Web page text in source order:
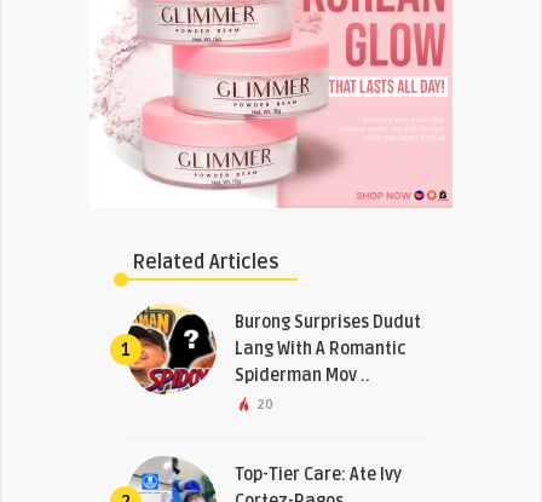
Related Articles
1
Burong Surprises Dudut
Lang With A Romantic
Spiderman Mov ..
20
Top-Tier Care: Ate Ivy